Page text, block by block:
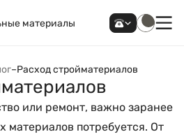
материалы
–Расход стройматериалов
или ремонт, важно заранее
материалов потребуется. От